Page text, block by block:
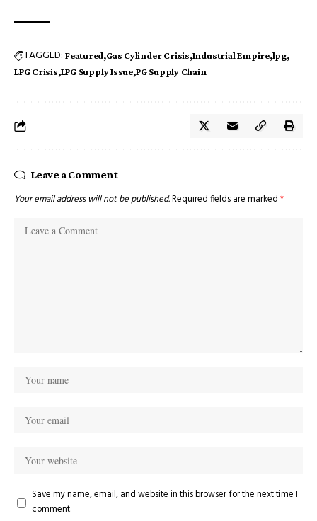
TAGGED: Featured Gas Cylinder Crisis Industrial Empire lpg
LPG Crisis LPG Supply Issue PG Supply Chain
Leave a Comment
Your email address will not be published.Required fields are marked *
Save my name, email, and website in this browser for the next time I
comment.